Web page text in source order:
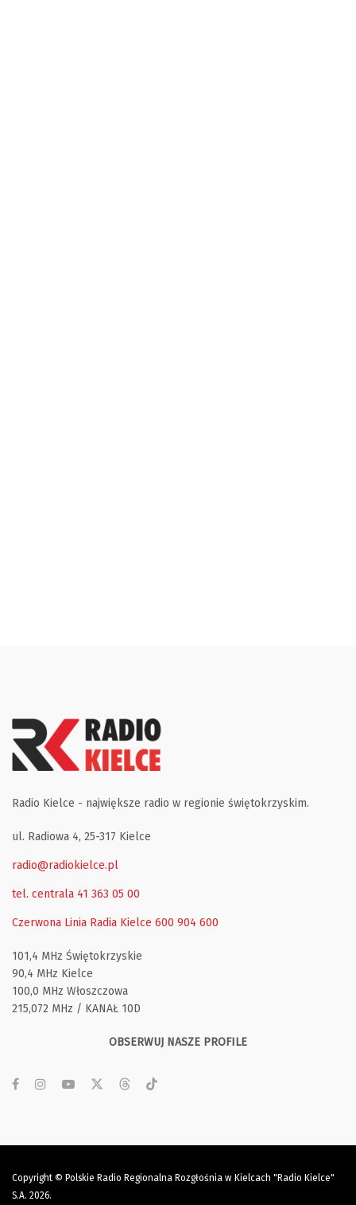
Radio Kielce - największe radio w regionie świętokrzyskim.
ul. Radiowa 4, 25-317 Kielce
radio@radiokielce.pl
tel. centrala 41 363 05 00
Czerwona Linia Radia Kielce 600 904 600
101,4 MHz Świętokrzyskie
90,4 MHz Kielce
100,0 MHz Włoszczowa
215,072 MHz / KANAŁ 10D
OBSERWUJ NASZE PROFILE
Copyright © Polskie Radio Regionalna Rozgłośnia w Kielcach "Radio Kielce"
S.A. 2026.